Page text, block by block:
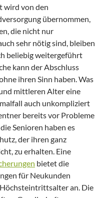
wird von den
übernommen,
die nicht nur
sehr nötig sind, bleiben
beliebig weitergeführt
kann der Abschluss
ihren Sinn haben. Was
mittleren Alter eine
auch unkompliziert
bereits vor Probleme
Senioren haben es
der ihren ganz
zu erhalten. Eine
bietet die
für Neukunden
an. Die